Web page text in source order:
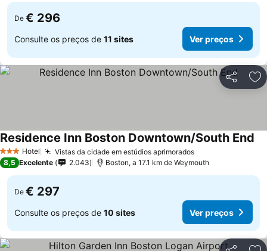
De € 296
Consulte os preços de 11 sites Ver preços
Partilhar
3 EstrelasHotel Vistas da cidade em estúdios aprimorados
Residence Inn Boston Downtown/South End
8,5 Excelente 2.043 Boston, a 17.1 km de Weymouth
De € 297
Consulte os preços de 10 sites Ver preços